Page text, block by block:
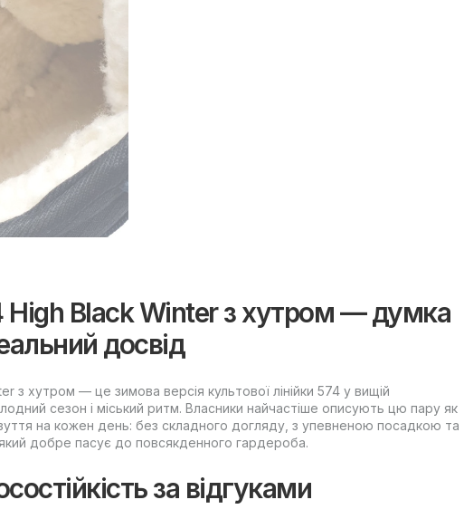
High Black Winter з хутром — думка
досвід
з хутром — це зимова версія культової лінійки 574 у вищій
сезон і міський ритм. Власники найчастіше описують цю пару як
на кожен день: без складного догляду, з упевненою посадкою та
добре пасує до повсякденного гардероба.
за відгуками